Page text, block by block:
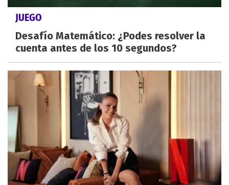
JUEGO
Desafío Matemático: ¿Podes resolver la
cuenta antes de los 10 segundos?